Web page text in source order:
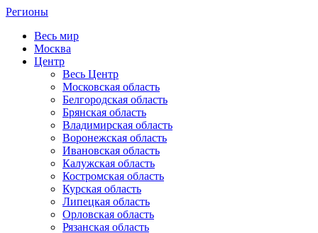
Регионы
Весь мир
Москва
Центр
Весь Центр
Московская область
Белгородская область
Брянская область
Владимирская область
Воронежская область
Ивановская область
Калужская область
Костромская область
Курская область
Липецкая область
Орловская область
Рязанская область